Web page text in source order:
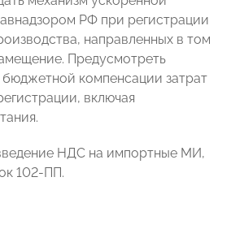
РФ при регистрации
направленных в том
Предусмотреть
компенсации затрат
включая
НДС на импортные МИ,
102-ПП.